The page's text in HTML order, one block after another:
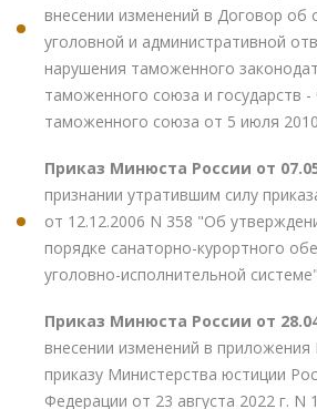
внесении изменений в Договор об
уголовной и административной
нарушения таможенного
таможенного союза и государств -
таможенного союза от 5 июля
Приказ Минюста России от
признании утратившим силу
от 12.12.2006 N 358 "Об
порядке санаторно-курортного
уголовно-исполнительной системе"
Приказ Минюста России от
внесении изменений в приложения
приказу Министерства юстиции
Федерации от 23 августа 2022 г. N